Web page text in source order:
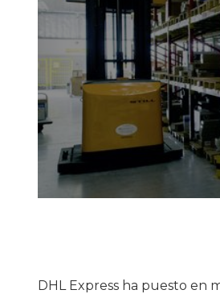
DHL Express ha puesto en